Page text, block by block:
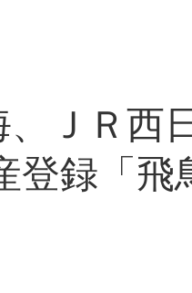
ＪＲ西
登録「